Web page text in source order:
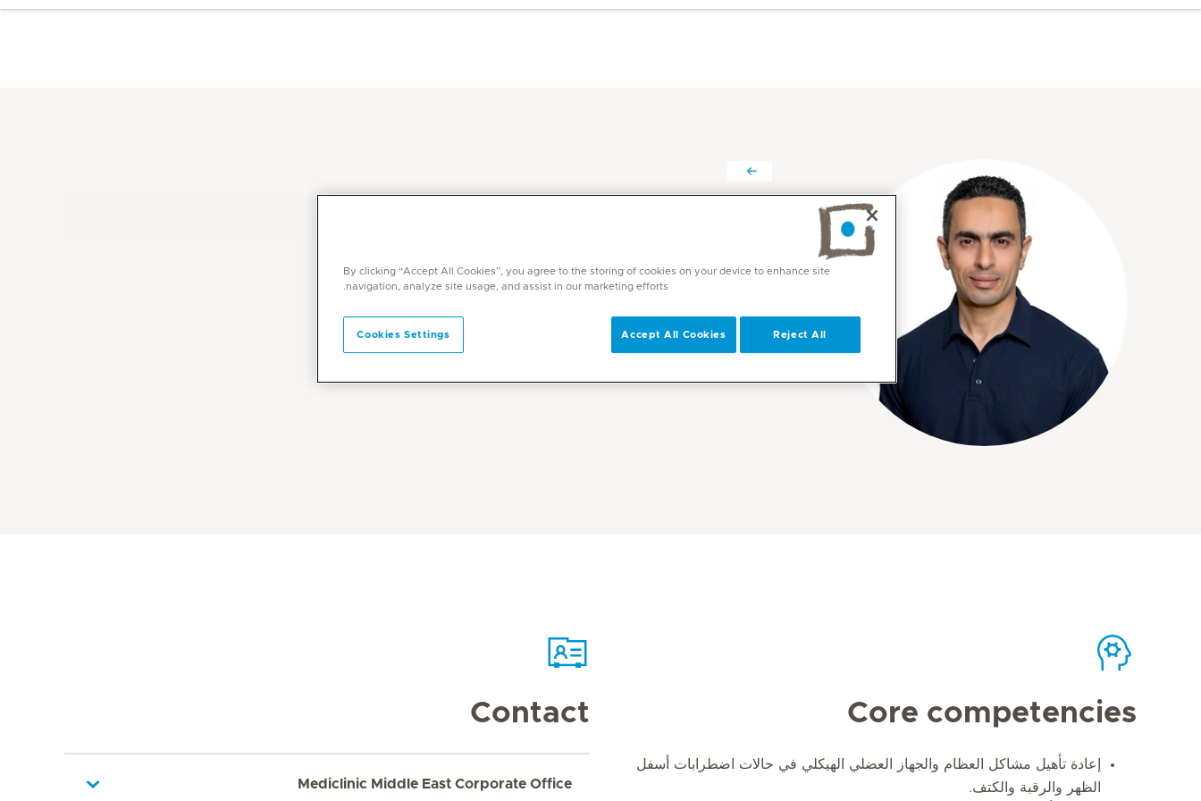
العلاج الطبيعي وإعادة التأهيل
اللغات
العربية، الإنجليزية
Core competencies
إعادة تأهيل مشاكل العظام والجهاز العضلي الهيكلي في حالات اضطرابات أسفل
الظهر والرقبة والكتف.
Contact
Mediclinic Middle East Corporate Office
By clicking “Accept All Cookies”, you agree to the storing of cookies on your device to enhance site
navigation, analyze site usage, and assist in our marketing efforts.
Cookies Settings Reject All
Accept All Cookies